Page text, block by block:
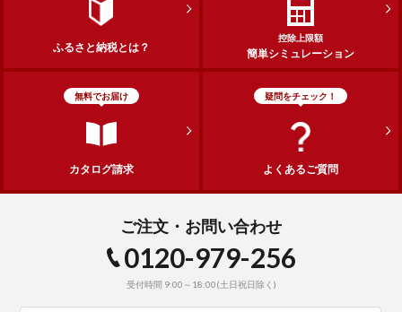
ふるさと納税とは？
控除上限額
簡単シミュレーション
無料でお届け
カタログ請求
疑問をチェック！
よくあるご質問
ご注文・お問い合わせ
0120-979-256
受付時間 9:00～18:00(土日祝日除く)